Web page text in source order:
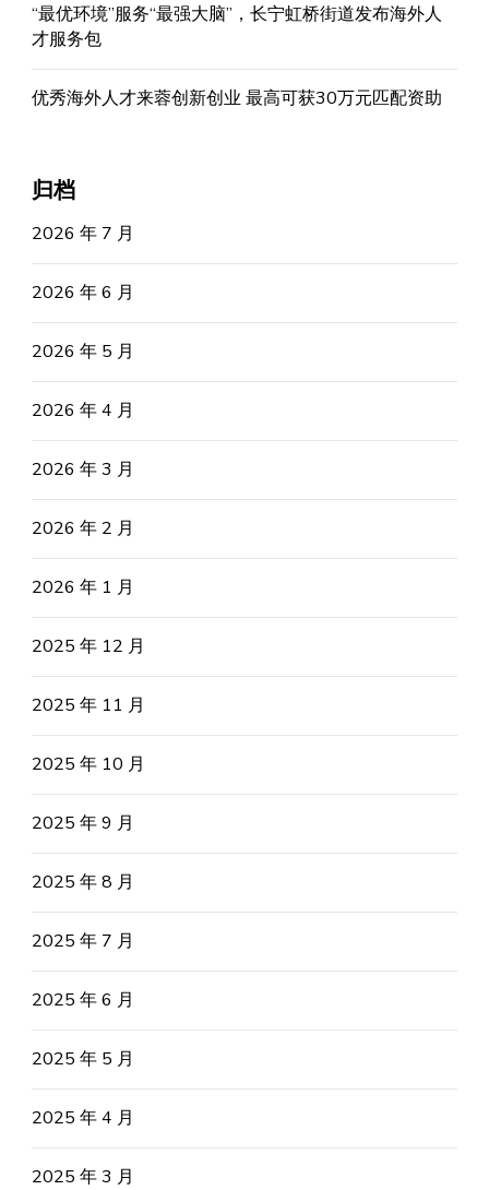
“最优环境”服务“最强大脑”，长宁虹桥街道发布海外人
才服务包
优秀海外人才来蓉创新创业 最高可获30万元匹配资助
归档
2026 年 7 月
2026 年 6 月
2026 年 5 月
2026 年 4 月
2026 年 3 月
2026 年 2 月
2026 年 1 月
2025 年 12 月
2025 年 11 月
2025 年 10 月
2025 年 9 月
2025 年 8 月
2025 年 7 月
2025 年 6 月
2025 年 5 月
2025 年 4 月
2025 年 3 月